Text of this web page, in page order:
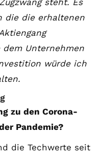
die die erhaltenen
Unternehmen
würde ich
zu den Corona-
Pandemie?
die Techwerte seit